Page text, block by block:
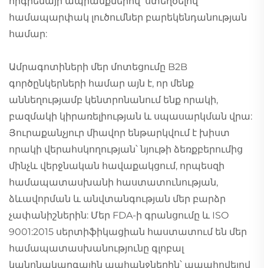
համապարփակ լուծումներ բարեկենդանության
համար:
Ամրագոտիների մեր մոտեցումը B2B
գործընկերների համար այն է, որ մենք
աննեղությամբ կենտրոնանում ենք որակի,
բազմակի կիրառելիության և սպասարկման վրա:
Յուրաքանչյուր միավոր ենթարկվում է խիստ
որակի վերահսկողության՝ նյութի ձեռքբերումից
մինչև վերջնական հավաքակցում, որպեսզի
համապատասխանի հաստատունության,
ձևավորման և անվտանգության մեր բարձր
չափանիշներին: Մեր FDA-ի գրանցումը և ISO
9001:2015 սերտիֆիկացիան հաստատում են մեր
համապատասխանությունը գլոբալ
կանոնակարգային պահանջներին՝ ապահովելով